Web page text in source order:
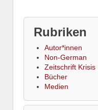
Rubriken
Autor*innen
Non-German
Zeitschrift Krisis
Bücher
Medien